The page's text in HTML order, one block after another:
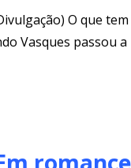
O que
Vasques passou